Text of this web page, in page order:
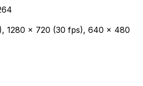
1280 x 720 (30 fps), 640 x 480